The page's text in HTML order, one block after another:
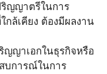
ญญาตรีในการ
ล้เคียง ต้องมีผลงาน
ญญาเอกในธุรกิจหรือ
บการณ์ในการ